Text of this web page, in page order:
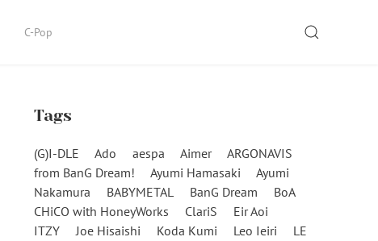
C-Pop SEARCH
Tags
(G)I-DLE Ado aespa Aimer
ARGONAVIS
from BanG Dream!
Ayumi Hamasaki
Ayumi
Nakamura
BABYMETAL BanG Dream
BoA
CHiCO with HoneyWorks
ClariS
Eir Aoi
ITZY
Joe Hisaishi Koda Kumi Leo Ieiri
LE